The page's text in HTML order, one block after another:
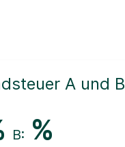
A und B
B: %